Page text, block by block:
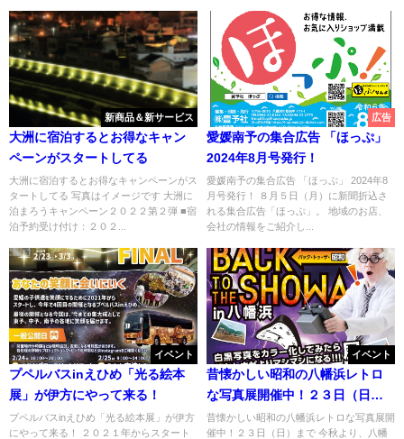
新商品＆新サービス
大洲に宿泊するとお得なキャン
ペーンがスタートしてる
大洲に宿泊するとお得なキャンペーンがス
タートしてる 写真はイメージです 大洲に
泊まろうキャンペーン２０２２第２弾 ■宿
泊予約受け付け：２０２...
広告
愛媛南予の集合広告 「ほっぷ」
2024年8月号発行！
愛媛南予の集合広告 「ほっぷ」 2024年8
月号発行！ ８月５日（月）に新聞折込さ
れる集合広告「ほっぷ」。 地域のお店、
会社の情報をご紹介し...
イベント
プペルバスinえひめ「光る絵本
展」が伊方にやって来る！
プペルバスinえひめ「光る絵本展」が伊方
にやって来る！ ２０２１年からスタート
イベント
昔懐かしい昭和の八幡浜レトロ
な写真展開催中！２３日（日）
まで
昔懐かしい昭和の八幡浜レトロな写真展開
催中！２３日（日）まで 今秋より、八幡